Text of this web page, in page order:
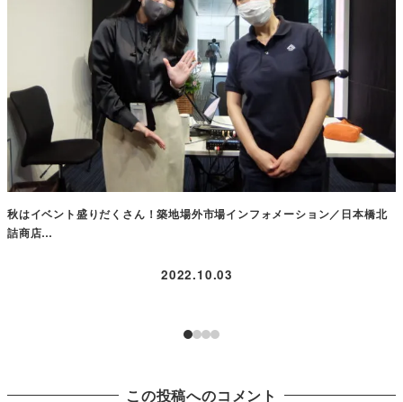
秋はイベント盛りだくさん！築地場外市場インフォメーション／日本橋北
詰商店…
2022.10.03
この投稿へのコメント